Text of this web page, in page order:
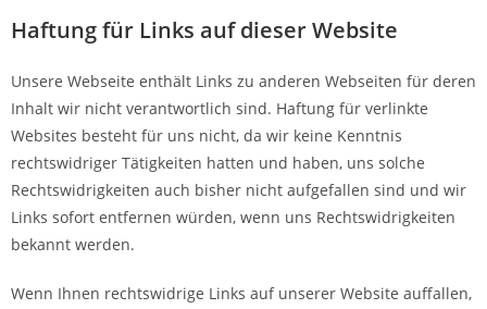
Haftung für Links auf dieser Website
Unsere Webseite enthält Links zu anderen Webseiten für deren
Inhalt wir nicht verantwortlich sind. Haftung für verlinkte
Websites besteht für uns nicht, da wir keine Kenntnis
rechtswidriger Tätigkeiten hatten und haben, uns solche
Rechtswidrigkeiten auch bisher nicht aufgefallen sind und wir
Links sofort entfernen würden, wenn uns Rechtswidrigkeiten
bekannt werden.
Wenn Ihnen rechtswidrige Links auf unserer Website auffallen,